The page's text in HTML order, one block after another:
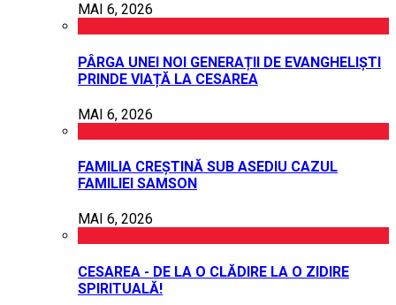
MAI 6, 2026
PÂRGA UNEI NOI GENERAȚII DE EVANGHELIȘTI
PRINDE VIAȚĂ LA CESAREA
MAI 6, 2026
FAMILIA CREȘTINĂ SUB ASEDIU CAZUL
FAMILIEI SAMSON
MAI 6, 2026
CESAREA - DE LA O CLĂDIRE LA O ZIDIRE
SPIRITUALĂ!